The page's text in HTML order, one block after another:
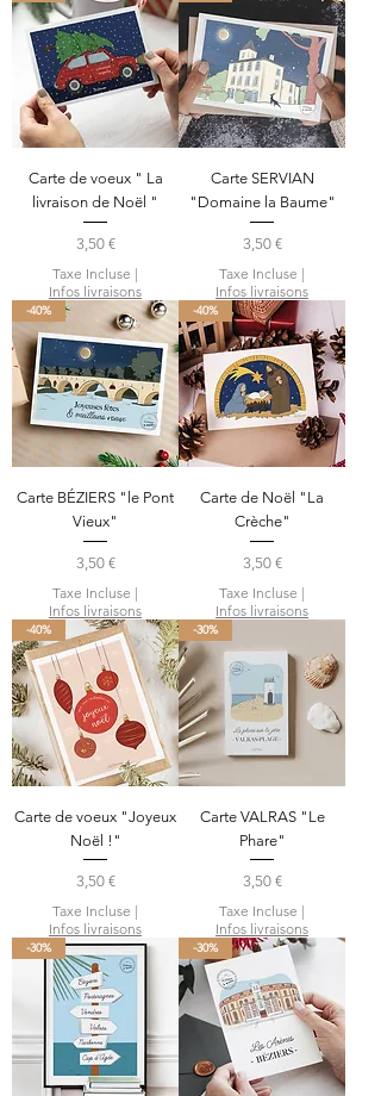
Carte de voeux " La
livraison de Noël "
Prix
3,50 €
Taxe Incluse |
Infos livraisons
Carte SERVIAN
"Domaine la Baume"
Prix
3,50 €
Taxe Incluse |
Infos livraisons
-40%
Carte BÉZIERS "le Pont
Vieux"
Prix
3,50 €
Taxe Incluse |
Infos livraisons
-40%
Carte de Noël "La
Crèche"
Prix
3,50 €
Taxe Incluse |
Infos livraisons
-40%
Carte de voeux "Joyeux
Noël !"
Prix
3,50 €
Taxe Incluse |
Infos livraisons
-30%
Carte VALRAS "Le
Phare"
Prix
3,50 €
Taxe Incluse |
Infos livraisons
-30% -30%